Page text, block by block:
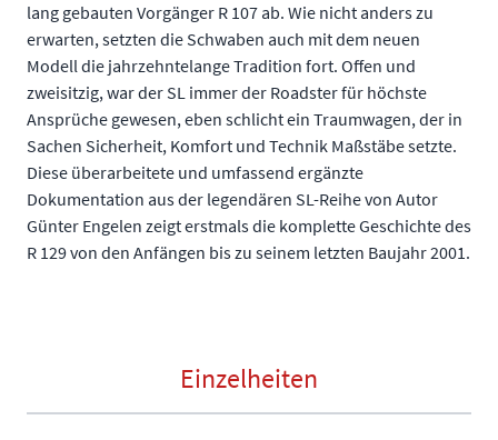
lang gebauten Vorgänger R 107 ab. Wie nicht anders zu
erwarten, setzten die Schwaben auch mit dem neuen
Modell die jahrzehntelange Tradition fort. Offen und
zweisitzig, war der SL immer der Roadster für höchste
Ansprüche gewesen, eben schlicht ein Traumwagen, der in
Sachen Sicherheit, Komfort und Technik Maßstäbe setzte.
Diese überarbeitete und umfassend ergänzte
Dokumentation aus der legendären SL-Reihe von Autor
Günter Engelen zeigt erstmals die komplette Geschichte des
R 129 von den Anfängen bis zu seinem letzten Baujahr 2001.
Einzelheiten